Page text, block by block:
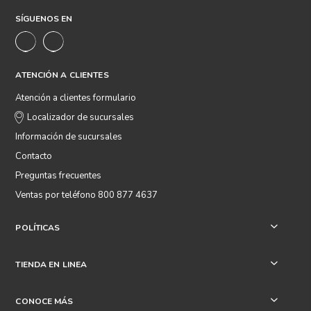
SÍGUENOS EN
ATENCIÓN A CLIENTES
Atención a clientes formulario
Localizador de sucursales
Información de sucursales
Contacto
Preguntas frecuentes
Ventas por teléfono 800 877 4637
POLÍTICAS +
TIENDA EN LINEA +
CONOCE MÁS +